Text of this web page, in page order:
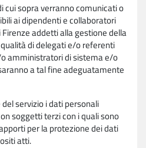
cui sopra verranno comunicati o
ai dipendenti e collaboratori
addetti alla gestione della
di delegati e/o referenti
amministratori di sistema e/o
a tal fine adeguatamente
servizio i dati personali
soggetti terzi con i quali sono
per la protezione dei dati
atti.